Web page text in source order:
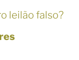
leilão falso?